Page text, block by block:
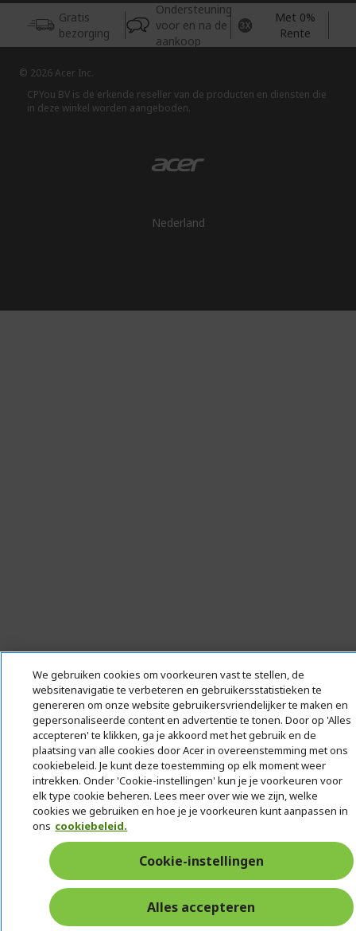
Gratis
bezorging
Ondersteuning
voor en na de
aankoop
Met 0%
Rente
© 2026 Acer Inc.
CPYou BV is de erkende reseller van de producten en diensten die
in deze winkel worden aangeboden.
Nederland
We gebruiken cookies om voorkeuren vast te stellen, de
websitenavigatie te verbeteren en gebruikersstatistieken te
genereren om onze website gebruikersvriendelijker te maken en
gepersonaliseerde content en advertentie te tonen. Door op 'Alles
accepteren' te klikken, ga je akkoord met het gebruik en de
plaatsing van alle cookies door Acer in overeenstemming met ons
cookiebeleid. Je kunt deze toestemming op elk moment weer
intrekken. Onder 'Cookie-instellingen' kun je je voorkeuren voor
elk type cookie beheren. Lees meer over wie we zijn, welke
cookies we gebruiken en hoe je je voorkeuren kunt aanpassen in
ons cookiebeleid.
Cookie-instellingen
Alles accepteren